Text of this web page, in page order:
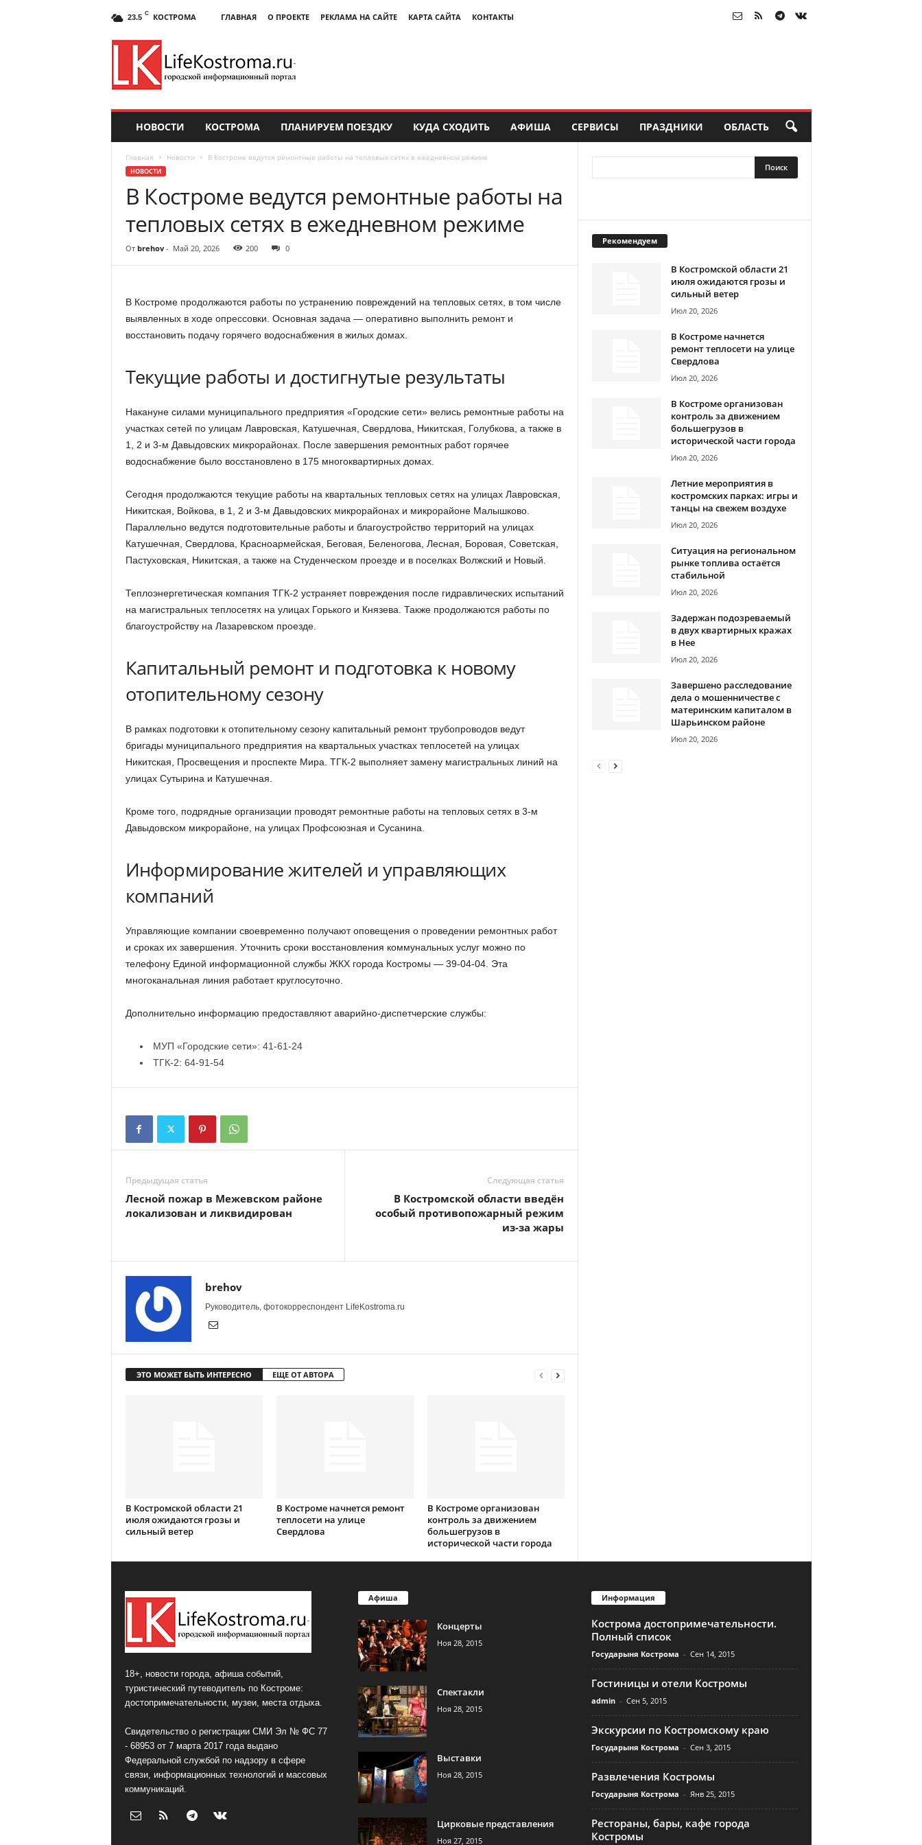
23.5 C КОСТРОМА ГЛАВНАЯ О ПРОЕКТЕ РЕКЛАМА НА САЙТЕ КАРТА САЙТА КОНТАКТЫ
НОВОСТИ КОСТРОМА ПЛАНИРУЕМ ПОЕЗДКУ КУДА СХОДИТЬ АФИША СЕРВИСЫ ПРАЗДНИКИ ОБЛАСТЬ
Главная Новости В Костроме ведутся ремонтные работы на тепловых сетях в ежедневном режиме
НОВОСТИ
В Костроме ведутся ремонтные работы на
тепловых сетях в ежедневном режиме
От brehov- Май 20, 2026 200 0
В Костроме продолжаются работы по устранению повреждений на тепловых сетях, в том числе
выявленных в ходе опрессовки. Основная задача — оперативно выполнить ремонт и
восстановить подачу горячего водоснабжения в жилых домах.
Текущие работы и достигнутые результаты
Накануне силами муниципального предприятия «Городские сети» велись ремонтные работы на
участках сетей по улицам Лавровская, Катушечная, Свердлова, Никитская, Голубкова, а также в
1, 2 и 3-м Давыдовских микрорайонах. После завершения ремонтных работ горячее
водоснабжение было восстановлено в 175 многоквартирных домах.
Сегодня продолжаются текущие работы на квартальных тепловых сетях на улицах Лавровская,
Никитская, Войкова, в 1, 2 и 3-м Давыдовских микрорайонах и микрорайоне Малышково.
Параллельно ведутся подготовительные работы и благоустройство территорий на улицах
Катушечная, Свердлова, Красноармейская, Беговая, Беленогова, Лесная, Боровая, Советская,
Пастуховская, Никитская, а также на Студенческом проезде и в поселках Волжский и Новый.
Теплоэнергетическая компания ТГК-2 устраняет повреждения после гидравлических испытаний
на магистральных теплосетях на улицах Горького и Князева. Также продолжаются работы по
благоустройству на Лазаревском проезде.
Капитальный ремонт и подготовка к новому
отопительному сезону
В рамках подготовки к отопительному сезону капитальный ремонт трубопроводов ведут
бригады муниципального предприятия на квартальных участках теплосетей на улицах
Никитская, Просвещения и проспекте Мира. ТГК-2 выполняет замену магистральных линий на
улицах Сутырина и Катушечная.
Кроме того, подрядные организации проводят ремонтные работы на тепловых сетях в 3-м
Давыдовском микрорайоне, на улицах Профсоюзная и Сусанина.
Информирование жителей и управляющих
компаний
Управляющие компании своевременно получают оповещения о проведении ремонтных работ
и сроках их завершения. Уточнить сроки восстановления коммунальных услуг можно по
телефону Единой информационной службы ЖКХ города Костромы — 39-04-04. Эта
многоканальная линия работает круглосуточно.
Дополнительно информацию предоставляют аварийно-диспетчерские службы:
МУП «Городские сети»: 41-61-24
ТГК-2: 64-91-54
Предыдущая статья
Лесной пожар в Межевском районе
локализован и ликвидирован
Следующая статья
В Костромской области введён
особый противопожарный режим
из-за жары
brehov
Руководитель, фотокорреспондент LifeKostroma.ru
ЭТО МОЖЕТ БЫТЬ ИНТЕРЕСНО ЕЩЕ ОТ АВТОРА
В Костромской области 21
июля ожидаются грозы и
сильный ветер
В Костроме начнется ремонт
теплосети на улице
Свердлова
В Костроме организован
контроль за движением
большегрузов в
исторической части города
Рекомендуем
В Костромской области 21
июля ожидаются грозы и
сильный ветер
Июл 20, 2026
В Костроме начнется
ремонт теплосети на улице
Свердлова
Июл 20, 2026
В Костроме организован
контроль за движением
большегрузов в
исторической части города
Июл 20, 2026
Летние мероприятия в
костромских парках: игры и
танцы на свежем воздухе
Июл 20, 2026
Ситуация на региональном
рынке топлива остаётся
стабильной
Июл 20, 2026
Задержан подозреваемый
в двух квартирных кражах
в Нее
Июл 20, 2026
Завершено расследование
дела о мошенничестве с
материнским капиталом в
Шарьинском районе
Июл 20, 2026
18+, новости города, афиша событий,
туристический путеводитель по Костроме:
достопримечательности, музеи, места отдыха.
Свидетельство о регистрации СМИ Эл № ФС 77
- 68953 от 7 марта 2017 года выдано
Федеральной службой по надзору в сфере
связи, информационных технологий и массовых
коммуникаций.
Афиша
Концерты
Ноя 28, 2015
Спектакли
Ноя 28, 2015
Выставки
Ноя 28, 2015
Цирковые представления
Ноя 27, 2015
Информация
Кострома достопримечательности.
Полный список
Государыня Кострома - Сен 14, 2015
Гостиницы и отели Костромы
admin - Сен 5, 2015
Экскурсии по Костромскому краю
Государыня Кострома - Сен 3, 2015
Развлечения Костромы
Государыня Кострома - Янв 25, 2015
Рестораны, бары, кафе города
Костромы